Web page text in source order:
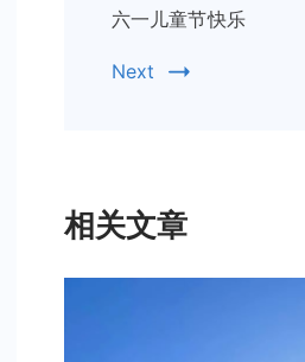
六一儿童节快乐
Next
相关文章